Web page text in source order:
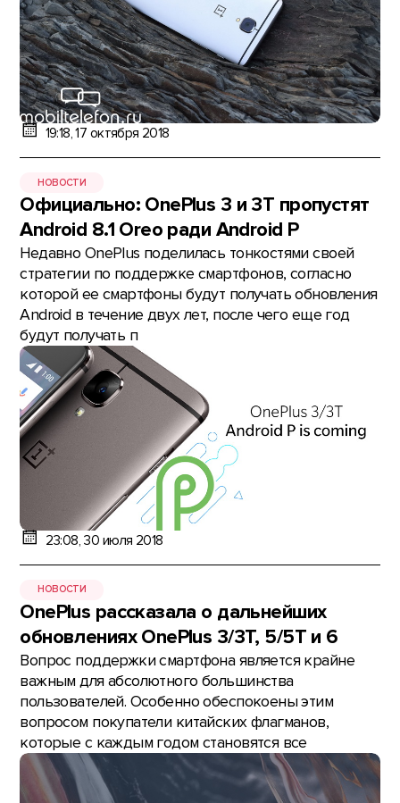
19:18, 17 октября 2018
НОВОСТИ
Официально: OnePlus 3 и 3T пропустят
Android 8.1 Oreo ради Android P
Недавно OnePlus поделилась тонкостями своей
стратегии по поддержке смартфонов, согласно
которой ее смартфоны будут получать обновления
Android в течение двух лет, после чего еще год
будут получать п
23:08, 30 июля 2018
НОВОСТИ
OnePlus рассказала о дальнейших
обновлениях OnePlus 3/3T, 5/5T и 6
Вопрос поддержки смартфона является крайне
важным для абсолютного большинства
пользователей. Особенно обеспокоены этим
вопросом покупатели китайских флагманов,
которые с каждым годом становятся все